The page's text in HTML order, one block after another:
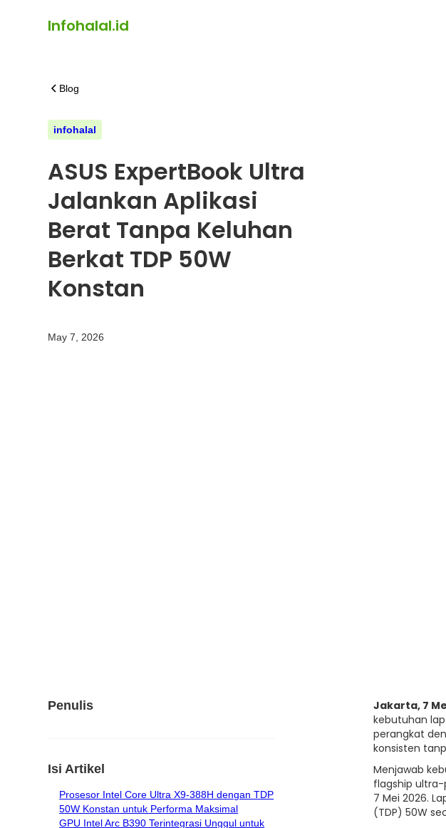
Infohalal.id
Blog
infohalal
ASUS ExpertBook Ultra
Jalankan Aplikasi
Berat Tanpa Keluhan
Berkat TDP 50W
Konstan
May 7, 2026
Penulis
Isi Artikel
Prosesor Intel Core Ultra X9-388H dengan TDP
50W Konstan untuk Performa Maksimal
GPU Intel Arc B390 Terintegrasi Unggul untuk
Jakarta, 7
kebutuhan
perangkat
konsisten
Menjawab
flagship ultra-
7 Mei 2026.
(TDP) 50W